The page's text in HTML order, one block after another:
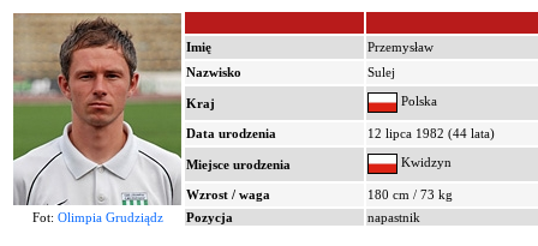
Imię
Przemysław
Nazwisko
Sulej
Kraj Polska
Data urodzenia 12 lipca 1982 (44 lata)
Miejsce urodzenia Kwidzyn
Wzrost / waga
180 cm / 73 kg
Fot: Olimpia Grudziądz Pozycja napastnik